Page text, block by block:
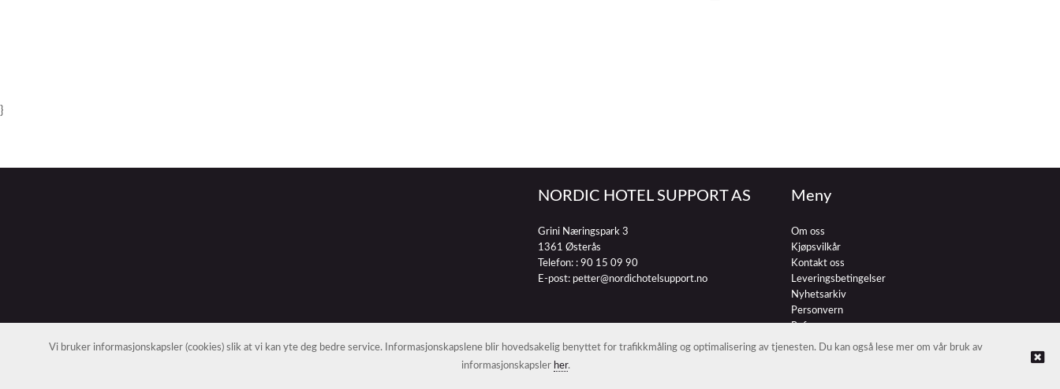
}
NORDIC HOTEL SUPPORT AS
Grini Næringspark 3
1361 Østerås
Telefon: : 90 15 09 90
E-post: petter@nordichotelsupport.no
Meny
Om oss
Kjøpsvilkår
Kontakt oss
Leveringsbetingelser
Nyhetsarkiv
Personvern
Referenser
Vi bruker informasjonskapsler (cookies) slik at vi kan yte deg bedre service. Informasjonskapslene blir hovedsakelig benyttet for trafikkmåling og optimalisering av tjenesten. Du kan også lese mer om vår bruk av
informasjonskapsler her.